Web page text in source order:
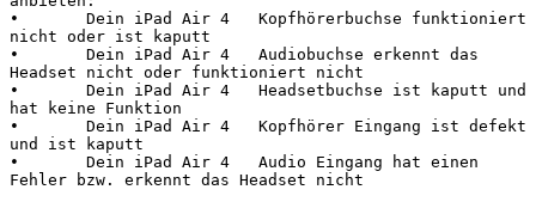
•	Dein iPad Air 4   Kopfhörerbuchse funktioniert
nicht oder ist kaputt
•	Dein iPad Air 4   Audiobuchse erkennt das
Headset nicht oder funktioniert nicht
•	Dein iPad Air 4   Headsetbuchse ist kaputt und
hat keine Funktion
•	Dein iPad Air 4   Kopfhörer Eingang ist defekt
und ist kaputt
•	Dein iPad Air 4   Audio Eingang hat einen
Fehler bzw. erkennt das Headset nicht